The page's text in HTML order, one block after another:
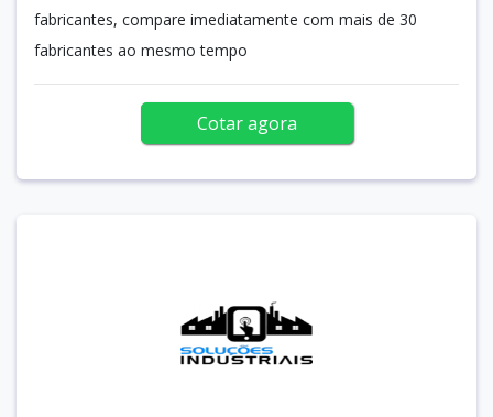
fabricantes, compare imediatamente com mais de 30
fabricantes ao mesmo tempo
Cotar agora